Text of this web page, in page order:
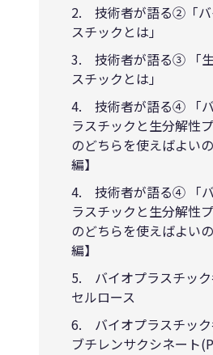
2. 技術者が語る②「バ
スチックとは」
3. 技術者が語る③ 「
スチックとは」
4. 技術者が語る④ 「
ラスチックと生分解性
のどちらを使えばよい
編】
4. 技術者が語る④ 「
ラスチックと生分解性
のどちらを使えばよい
編】
5. バイオプラスチッ
セルロース
6. バイオプラスチッ
ブチレンサクシネート